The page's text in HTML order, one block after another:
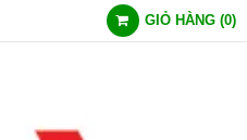
GIỎ HÀNG (0)